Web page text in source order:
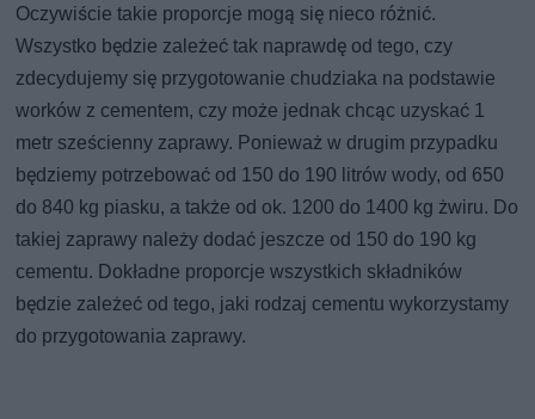
Oczywiście takie proporcje mogą się nieco różnić.
Wszystko będzie zależeć tak naprawdę od tego, czy
zdecydujemy się przygotowanie chudziaka na podstawie
worków z cementem, czy może jednak chcąc uzyskać 1
metr sześcienny zaprawy. Ponieważ w drugim przypadku
będziemy potrzebować od 150 do 190 litrów wody, od 650
do 840 kg piasku, a także od ok. 1200 do 1400 kg żwiru. Do
takiej zaprawy należy dodać jeszcze od 150 do 190 kg
cementu. Dokładne proporcje wszystkich składników
będzie zależeć od tego, jaki rodzaj cementu wykorzystamy
do przygotowania zaprawy.